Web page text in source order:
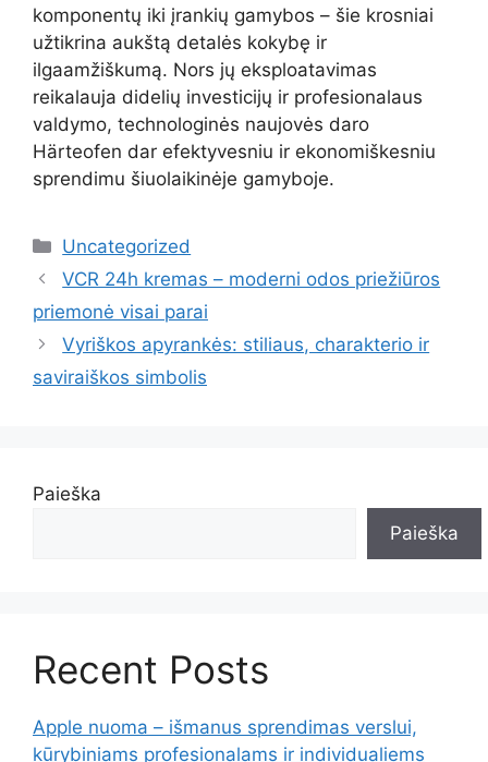
komponentų iki įrankių gamybos – šie krosniai
užtikrina aukštą detalės kokybę ir
ilgaamžiškumą. Nors jų eksploatavimas
reikalauja didelių investicijų ir profesionalaus
valdymo, technologinės naujovės daro
Härteofen dar efektyvesniu ir ekonomiškesniu
sprendimu šiuolaikinėje gamyboje.
Kategorijos
Uncategorized
VCR 24h kremas – moderni odos priežiūros
priemonė visai parai
Vyriškos apyrankės: stiliaus, charakterio ir
saviraiškos simbolis
Paieška
Paieška
Recent Posts
Apple nuoma – išmanus sprendimas verslui,
kūrybiniams profesionalams ir individualiems